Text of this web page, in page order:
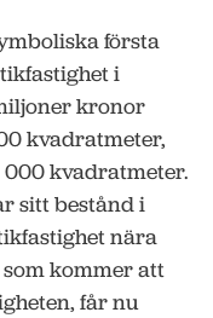
första
i
kronor
kvadratmeter,
kvadratmeter.
sitt bestånd i
nära
kommer att
får nu